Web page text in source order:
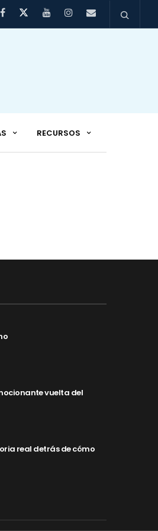
RECURSOS
vuelta del
real detrás de cómo